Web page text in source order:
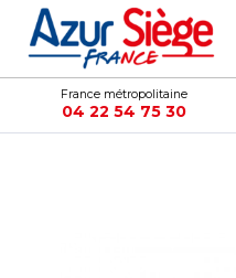
France métropolitaine
04 22 54 75 30
Panneau de gestion des